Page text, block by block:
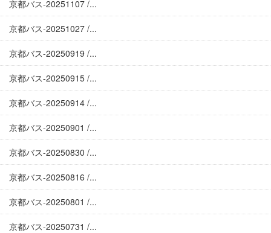
京都バス-20251107 /...
京都バス-20251027 /...
京都バス-20250919 /...
京都バス-20250915 /...
京都バス-20250914 /...
京都バス-20250901 /...
京都バス-20250830 /...
京都バス-20250816 /...
京都バス-20250801 /...
京都バス-20250731 /...